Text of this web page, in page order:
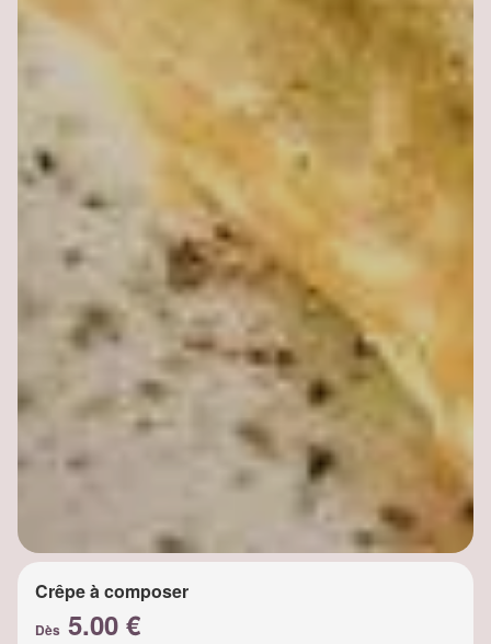
Crêpe à composer
Dès 5.00 €